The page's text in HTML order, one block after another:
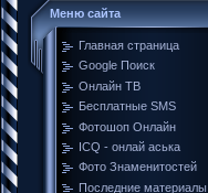
Меню сайта
Главная страница
Google Поиск
Онлайн ТВ
Бесплатные SMS
Фотошоп Онлайн
ICQ - онлай аська
Фото Знаменитостей
Последние материалы